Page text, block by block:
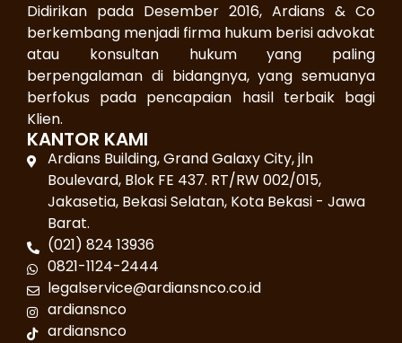
Didirikan pada Desember 2016, Ardians & Co
berkembang menjadi firma hukum berisi advokat
atau konsultan hukum yang paling
berpengalaman di bidangnya, yang semuanya
berfokus pada pencapaian hasil terbaik bagi
Klien.
KANTOR KAMI
Ardians Building, Grand Galaxy City, jln
Boulevard, Blok FE 437. RT/RW 002/015,
Jakasetia, Bekasi Selatan, Kota Bekasi - Jawa
Barat.
(021) 824 13936
0821-1124-2444
legalservice@ardiansnco.co.id
ardiansnco
ardiansnco